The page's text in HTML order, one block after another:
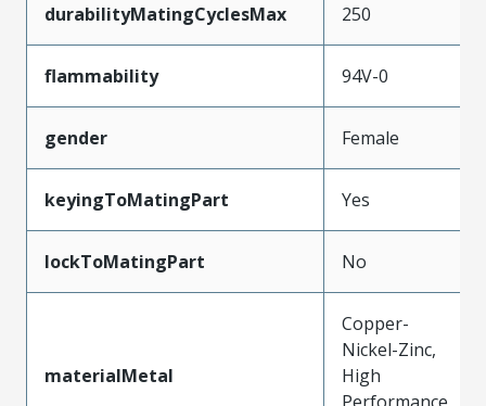
durabilityMatingCyclesMax 250
flammability 94V-0
gender Female
keyingToMatingPart Yes
lockToMatingPart No
materialMetal
Copper-
Nickel-Zinc,
High